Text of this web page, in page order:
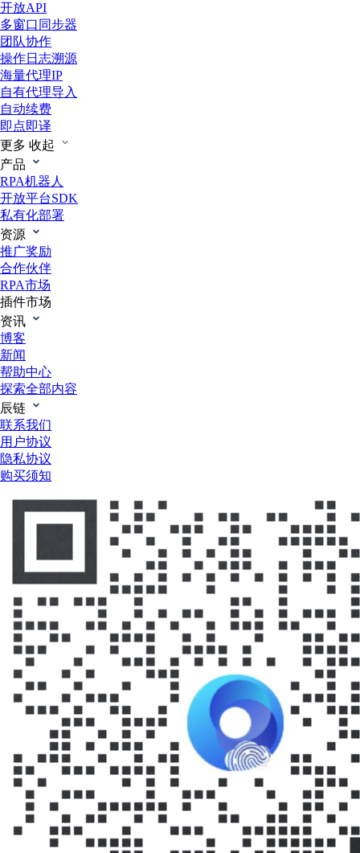
开放API
多窗口同步器
团队协作
操作日志溯源
海量代理IP
自有代理导入
自动续费
即点即译
更多 收起
产品
RPA机器人
开放平台SDK
私有化部署
资源
推广奖励
合作伙伴
RPA市场
插件市场
资讯
博客
新闻
帮助中心
探索全部内容
辰链
联系我们
用户协议
隐私协议
购买须知